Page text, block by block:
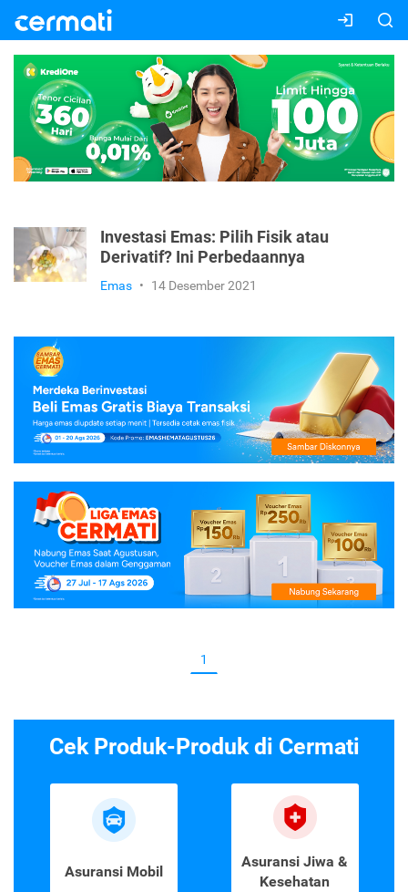
Investasi Emas: Pilih Fisik atau
Derivatif? Ini Perbedaannya
Emas • 14 Desember 2021
1
Cek Produk-Produk di Cermati
Asuransi Mobil
Asuransi Jiwa &
Kesehatan